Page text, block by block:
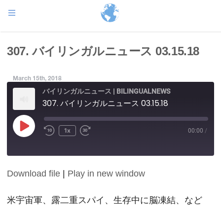
307. バイリンガルニュース 03.15.18
March 15th, 2018
バイリンガルニュース | BILINGUALNEWS
307. バイリンガルニュース 03.15.18
Play
Episode
1x 00:00 /
SHARE
LINK
Download file Play in new window
米宇宙軍、露二重スパイ、生存中に脳凍結、など